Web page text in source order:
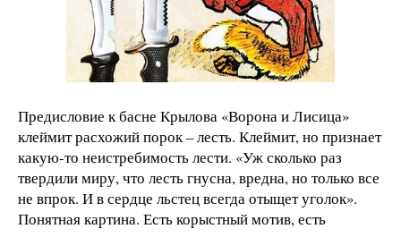
Предисловие к басне Крылова «Ворона и Лисица»
клеймит расхожий порок – лесть. Клеймит, но признает
какую-то неистребимость лести. «Уж сколько раз
твердили миру, что лесть гнусна, вредна, но только все
не впрок. И в сердце льстец всегда отыщет уголок».
Понятная картина. Есть корыстный мотив, есть